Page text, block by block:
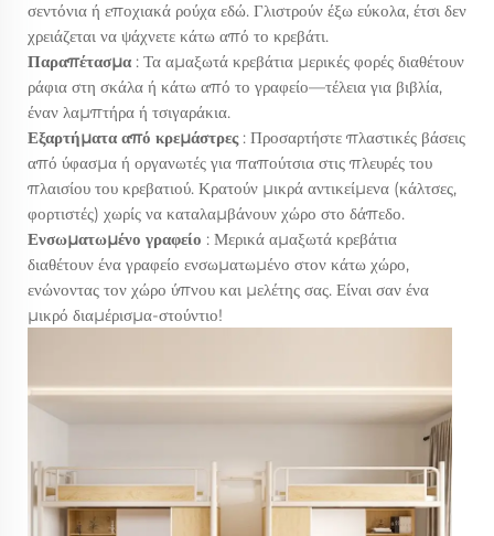
σεντόνια ή εποχιακά ρούχα εδώ. Γλιστρούν έξω εύκολα, έτσι δεν
χρειάζεται να ψάχνετε κάτω από το κρεβάτι.
Παραπέτασμα : Τα αμαξωτά κρεβάτια μερικές φορές διαθέτουν
ράφια στη σκάλα ή κάτω από το γραφείο—τέλεια για βιβλία,
έναν λαμπτήρα ή τσιγαράκια.
Εξαρτήματα από κρεμάστρες : Προσαρτήστε πλαστικές βάσεις
από ύφασμα ή οργανωτές για παπούτσια στις πλευρές του
πλαισίου του κρεβατιού. Κρατούν μικρά αντικείμενα (κάλτσες,
φορτιστές) χωρίς να καταλαμβάνουν χώρο στο δάπεδο.
Ενσωματωμένο γραφείο : Μερικά αμαξωτά κρεβάτια
διαθέτουν ένα γραφείο ενσωματωμένο στον κάτω χώρο,
ενώνοντας τον χώρο ύπνου και μελέτης σας. Είναι σαν ένα
μικρό διαμέρισμα-στούντιο!